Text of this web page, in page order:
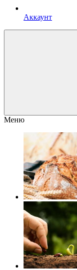
Аккаунт
Меню